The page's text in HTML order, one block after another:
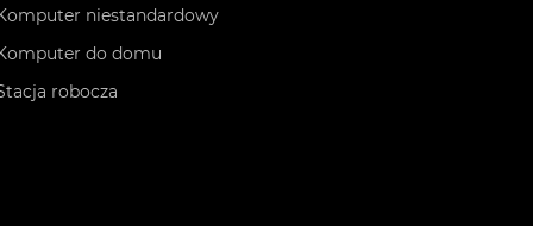
niestandardowy
do domu
robocza